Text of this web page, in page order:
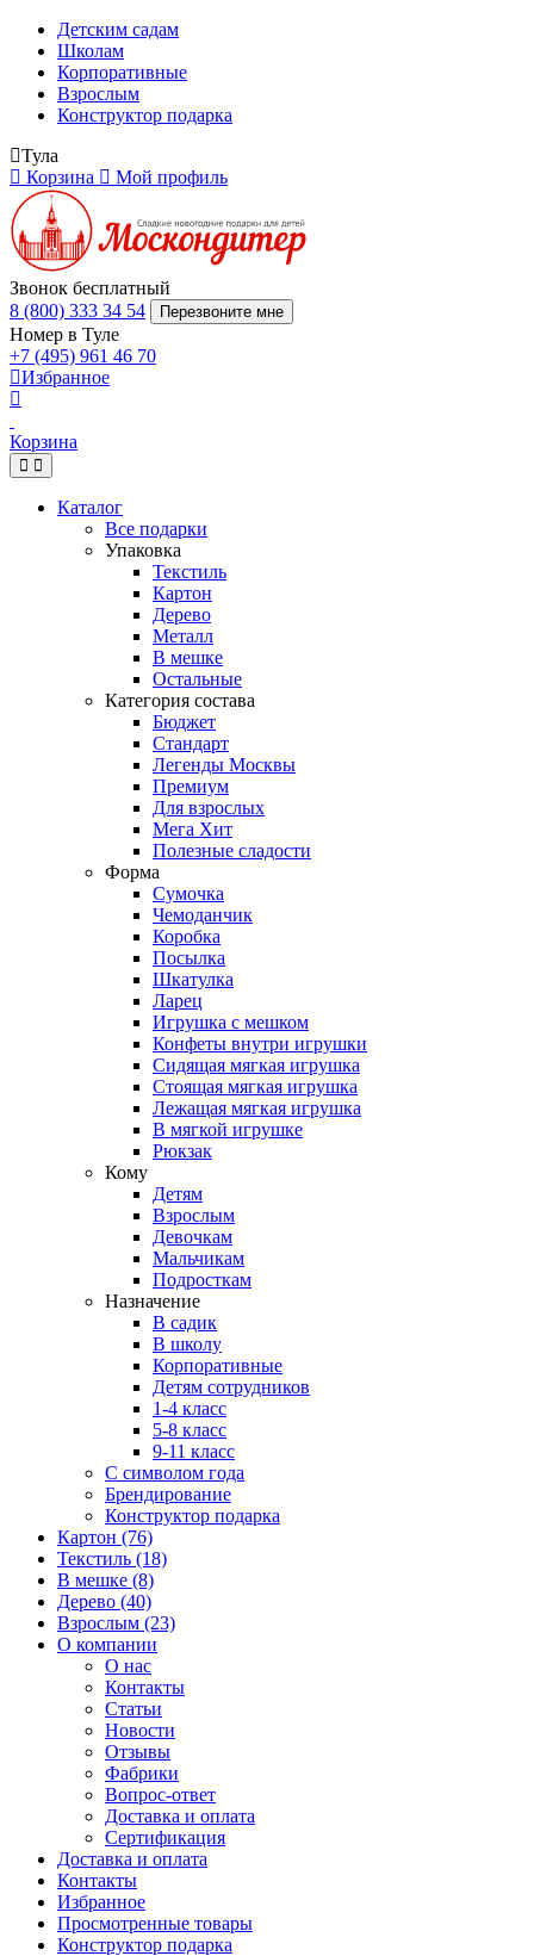
Детским садам
Школам
Корпоративные
Взрослым
Конструктор подарка
Тула
Корзина
Мой профиль
Звонок бесплатный
8 (800) 333 34 54
Перезвоните мне
Номер в Туле
+7 (495) 961 46 70
Избранное
Корзина
Каталог
Все подарки
Упаковка
Текстиль
Картон
Дерево
Металл
В мешке
Остальные
Категория состава
Бюджет
Стандарт
Легенды Москвы
Премиум
Для взрослых
Мега Хит
Полезные сладости
Форма
Сумочка
Чемоданчик
Коробка
Посылка
Шкатулка
Ларец
Игрушка с мешком
Конфеты внутри игрушки
Сидящая мягкая игрушка
Стоящая мягкая игрушка
Лежащая мягкая игрушка
В мягкой игрушке
Рюкзак
Кому
Детям
Взрослым
Девочкам
Мальчикам
Подросткам
Назначение
В садик
В школу
Корпоративные
Детям сотрудников
1-4 класс
5-8 класс
9-11 класс
С символом года
Брендирование
Конструктор подарка
Картон (76)
Текстиль (18)
В мешке (8)
Дерево (40)
Взрослым (23)
О компании
О нас
Контакты
Статьи
Новости
Отзывы
Фабрики
Вопрос-ответ
Доставка и оплата
Сертификация
Доставка и оплата
Контакты
Избранное
Просмотренные товары
Конструктор подарка